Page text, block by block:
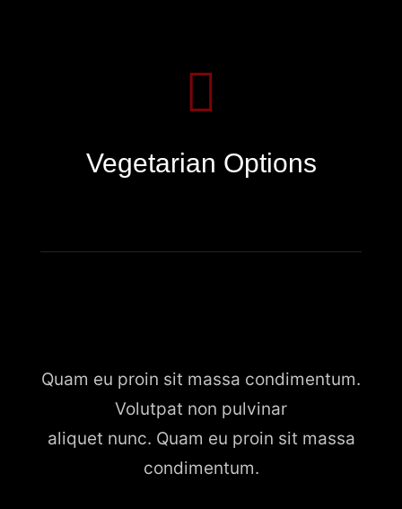
Vegetarian Options
Quam eu proin sit massa condimentum.
Volutpat non pulvinar
aliquet nunc. Quam eu proin sit massa
condimentum.